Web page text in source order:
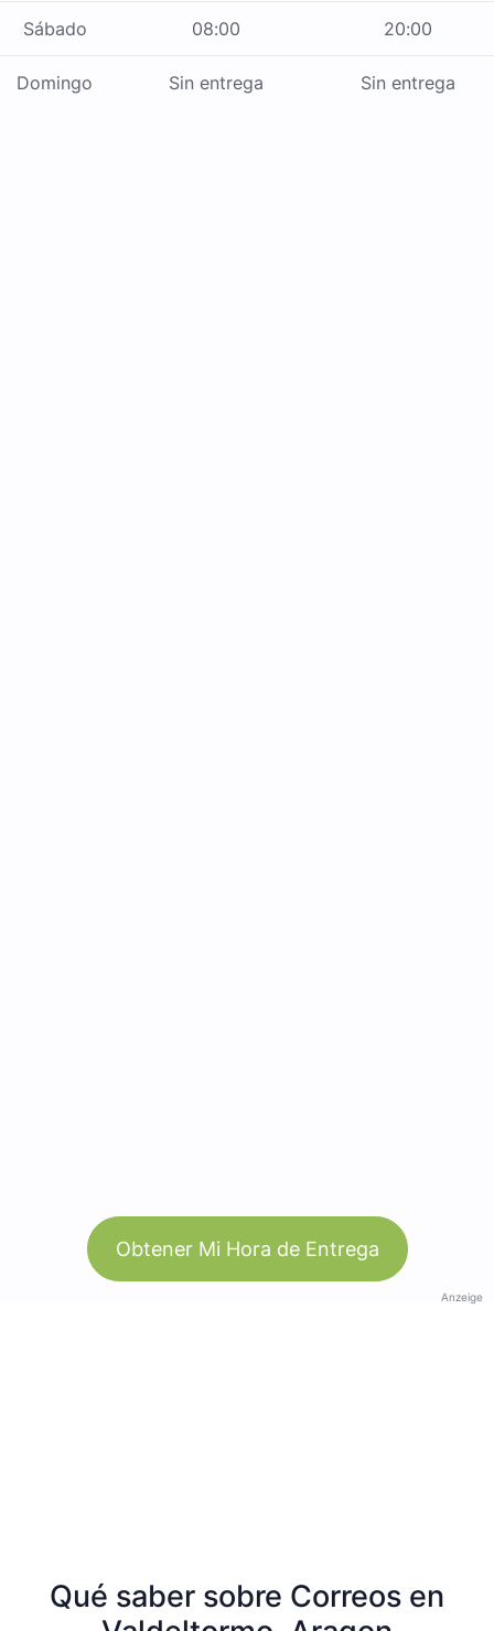
Sábado 08:00 20:00
Domingo Sin entrega Sin entrega
Obtener Mi Hora de Entrega
Anzeige
Qué saber sobre Correos en